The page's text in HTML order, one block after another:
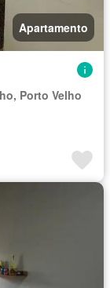
Apartamento
Porto Velho